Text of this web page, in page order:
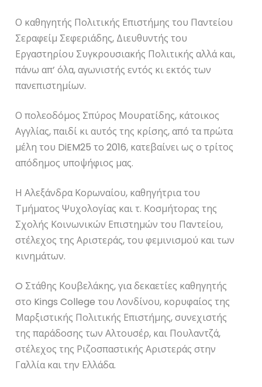
Ο καθηγητής Πολιτικής Επιστήμης του Παντείου
Σεραφείμ Σεφεριάδης, Διευθυντής του
Εργαστηρίου Συγκρουσιακής Πολιτικής αλλά και,
πάνω απ’ όλα, αγωνιστής εντός κι εκτός των
πανεπιστημίων.
Ο πολεοδόμος Σπύρος Μουρατίδης, κάτοικος
Αγγλίας, παιδί κι αυτός της κρίσης, από τα πρώτα
μέλη του DiEM25 το 2016, κατεβαίνει ως ο τρίτος
απόδημος υποψήφιος μας.
Η Αλεξάνδρα Κορωναίου, καθηγήτρια του
Τμήματος Ψυχολογίας και τ. Κοσμήτορας της
Σχολής Κοινωνικών Επιστημών του Παντείου,
στέλεχος της Αριστεράς, του φεμινισμού και των
κινημάτων.
O Στάθης Κουβελάκης, για δεκαετίες καθηγητής
στο Kings College του Λονδίνου, κορυφαίος της
Μαρξιστικής Πολιτικής Επιστήμης, συνεχιστής
της παράδοσης των Αλτουσέρ, και Πουλαντζά,
στέλεχος της Ριζοσπαστικής Αριστεράς στην
Γαλλία και την Ελλάδα.